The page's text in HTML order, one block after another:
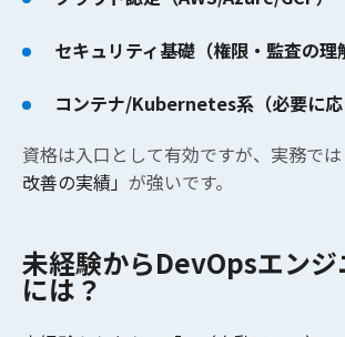
セキュリティ基礎（権限・監査の理
コンテナ/Kubernetes系（必要に応
資格は入口として有効ですが、実務では
改善の実績」 が強いです。
未経験からDevOpsエンジ
には？